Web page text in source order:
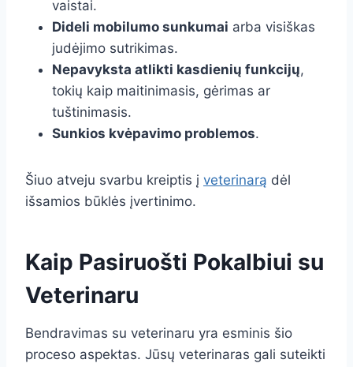
vaistai.
Dideli mobilumo sunkumai arba visiškas
judėjimo sutrikimas.
Nepavyksta atlikti kasdienių funkcijų,
tokių kaip maitinimasis, gėrimas ar
tuštinimasis.
Sunkios kvėpavimo problemos.
Šiuo atveju svarbu kreiptis į veterinarą dėl
išsamios būklės įvertinimo.
Kaip Pasiruošti Pokalbiui su
Veterinaru
Bendravimas su veterinaru yra esminis šio
proceso aspektas. Jūsų veterinaras gali suteikti